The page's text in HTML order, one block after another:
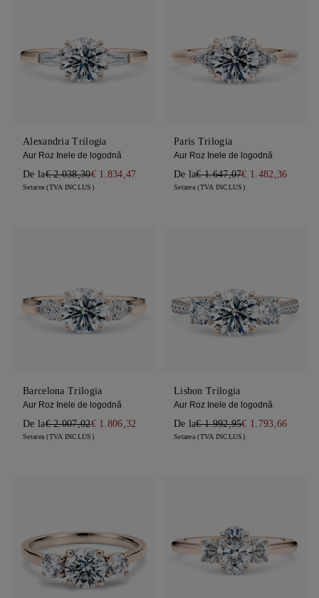
Alexandria Trilogia
Aur Roz Inele de logodnă
De la€ 2.038,30€ 1.834,47
Setarea (TVA INCLUS)
Paris Trilogia
Aur Roz Inele de logodnă
De la€ 1.647,07€ 1.482,36
Setarea (TVA INCLUS)
Barcelona Trilogia
Aur Roz Inele de logodnă
De la€ 2.007,02€ 1.806,32
Setarea (TVA INCLUS)
Lisbon Trilogia
Aur Roz Inele de logodnă
De la€ 1.992,95€ 1.793,66
Setarea (TVA INCLUS)